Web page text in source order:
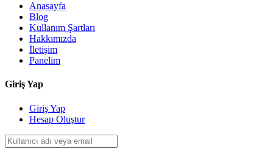
Anasayfa
Blog
Kullanım Şartları
Hakkımızda
İletişim
Panelim
Giriş Yap
Giriş Yap
Hesap Oluştur